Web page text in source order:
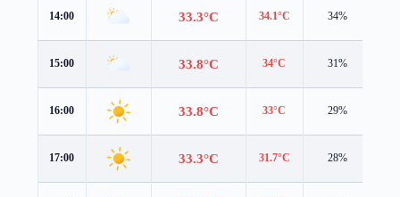
14:00 33.3°C 34.1°C 34%
15:00 33.8°C 34°C 31%
16:00 33.8°C 33°C 29%
17:00 33.3°C 31.7°C 28%